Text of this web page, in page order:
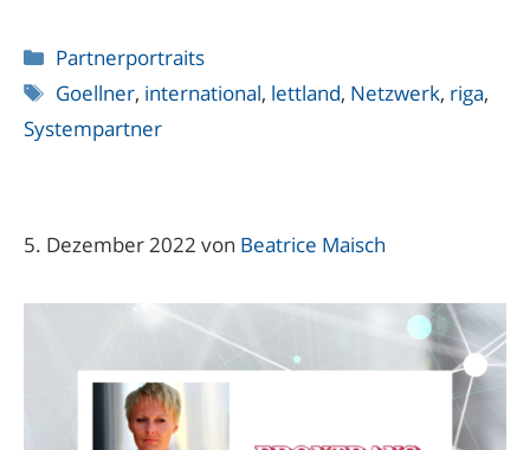
Kategorien
Partnerportraits
Schlagwörter
Goellner, international, lettland, Netzwerk, riga,
Systempartner
5. Dezember 2022 von Beatrice Maisch